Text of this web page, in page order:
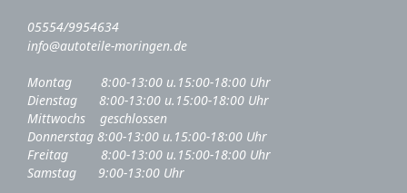
05554/9954634
info@autoteile-moringen.de
Montag 8:00-13:00 u.15:00-18:00 Uhr
Dienstag 8:00-13:00 u.15:00-18:00 Uhr
Mittwochs geschlossen
Donnerstag 8:00-13:00 u.15:00-18:00 Uhr
Freitag 8:00-13:00 u.15:00-18:00 Uhr
Samstag 9:00-13:00 Uhr